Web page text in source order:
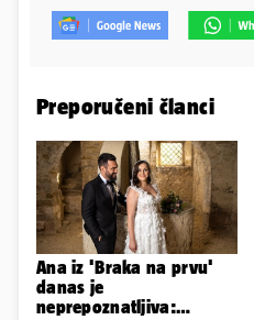
Preporučeni članci
Ana iz 'Braka na prvu'
danas je
neprepoznatljiva: